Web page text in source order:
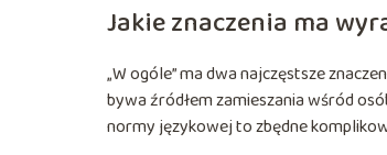
Jakie znaczenia ma
„W ogóle” ma dwa najczęstsze
bywa źródłem zamieszania wśród
normy językowej to zbędne